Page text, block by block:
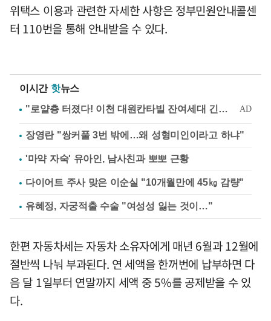
위택스 이용과 관련한 자세한 사항은 정부민원안내콜센
터 110번을 통해 안내받을 수 있다.
이시간 핫뉴스
장영란 "쌍커풀 3번 밖에…왜 성형미인이라고 하냐"
'마약 자숙' 유아인, 남사친과 뽀뽀 근황
다이어트 주사 맞은 이순실 "10개월만에 45㎏ 감량"
유혜정, 자궁적출 수술 "여성성 잃는 것이…"
한편 자동차세는 자동차 소유자에게 매년 6월과 12월에
절반씩 나눠 부과된다. 연 세액을 한꺼번에 납부하면 다
음 달 1일부터 연말까지 세액 중 5%를 공제받을 수 있
다.